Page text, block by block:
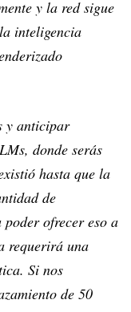
y la red sigue
inteligencia
y anticipar
donde serás
hasta que la
de
ofrecer eso a
requerirá una
Si nos
de 50